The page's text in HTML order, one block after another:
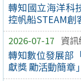
轉知國立海洋科
控帆船STEAM創
2026-07-17 資訊
轉知數位發展部
獻獎 勵活動簡章」